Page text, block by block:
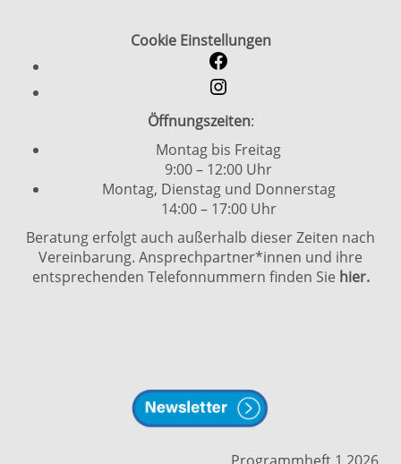
Cookie Einstellungen
Öffnungszeiten:
Montag bis Freitag
9:00 – 12:00 Uhr
Montag, Dienstag und Donnerstag
14:00 – 17:00 Uhr
Beratung erfolgt auch außerhalb dieser Zeiten nach
Vereinbarung. Ansprechpartner*innen und ihre
entsprechenden Telefonnummern finden Sie hier.